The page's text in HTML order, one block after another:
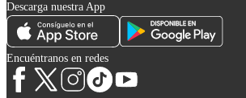
Descarga nuestra App
Encuéntranos en redes